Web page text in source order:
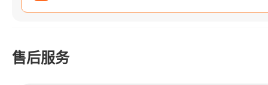
售后服务